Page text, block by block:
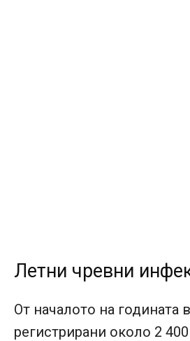
Летни чревни
От началото на годината
регистрирани около 2